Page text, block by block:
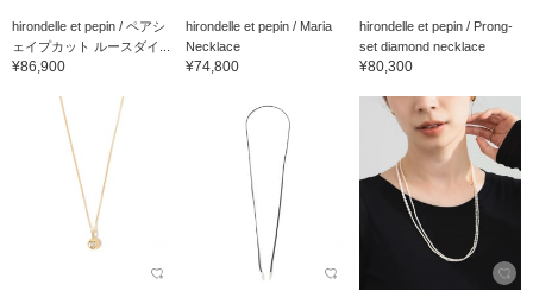
hirondelle et pepin / ペアシ
ェイプカット ルースダイ...
¥86,900
hirondelle et pepin / Maria
Necklace
¥74,800
hirondelle et pepin / Prong-
set diamond necklace
¥80,300